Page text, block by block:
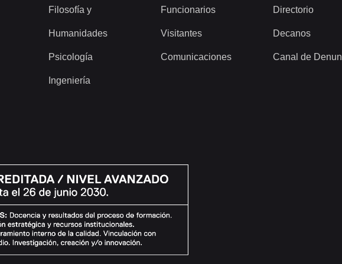
Filosofía y
Humanidades
Psicología
Ingeniería
Funcionarios
Visitantes
Comunicaciones
Directorio
Decanos
Canal de